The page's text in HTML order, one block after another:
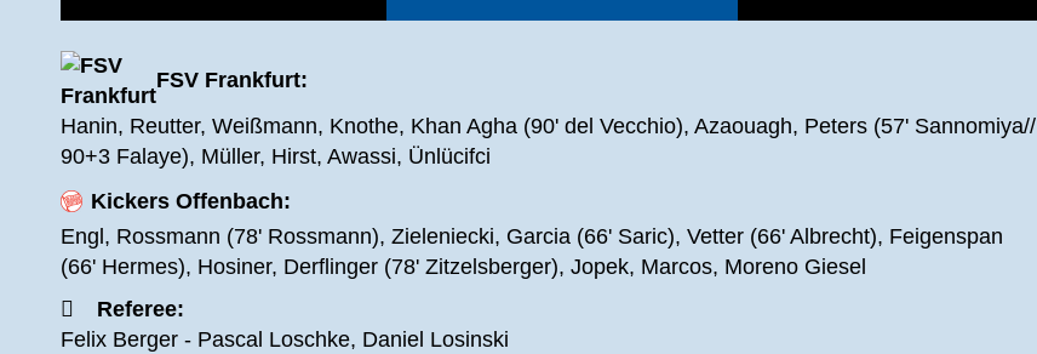
FSV Frankfurt:
Hanin, Reutter, Weißmann, Knothe, Khan Agha (90' del Vecchio), Azaouagh, Peters (57' Sannomiya//
90+3 Falaye), Müller, Hirst, Awassi, Ünlücifci
Kickers Offenbach:
Engl, Rossmann (78' Rossmann), Zieleniecki, Garcia (66' Saric), Vetter (66' Albrecht), Feigenspan
(66' Hermes), Hosiner, Derflinger (78' Zitzelsberger), Jopek, Marcos, Moreno Giesel
Referee:
Felix Berger - Pascal Loschke, Daniel Losinski